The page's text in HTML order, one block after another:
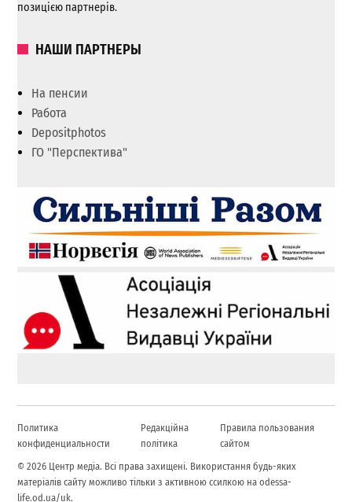
позицією партнерів.
НАШИ ПАРТНЕРЫ
На пенсии
Работа
Depositphotos
ГО "Перспектива"
Политика
конфиденциальности
Редакційна
політика
Правила пользования
сайтом
© 2026 Центр медіа. Всі права захищені. Використання будь-яких
матеріалів сайту можливо тільки з активною ссилкою на odessa-
life.od.ua/uk.